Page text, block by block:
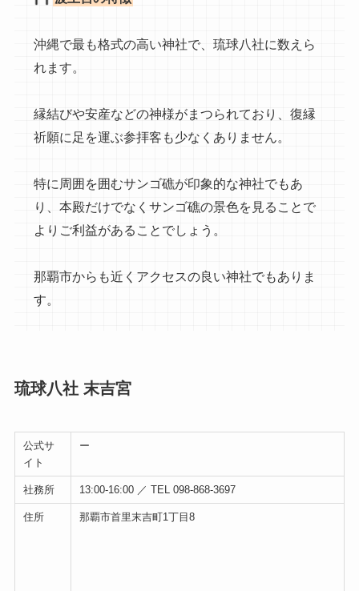
沖縄で最も格式の高い神社で、琉球八社に数えら
れます。
縁結びや安産などの神様がまつられており、復縁
祈願に足を運ぶ参拝客も少なくありません。
特に周囲を囲むサンゴ礁が印象的な神社でもあ
り、本殿だけでなくサンゴ礁の景色を見ることで
よりご利益があることでしょう。
那覇市からも近くアクセスの良い神社でもありま
す。
琉球八社 末吉宮
公式サ
イト
ー
社務所 13:00-16:00 ／ TEL 098-868-3697
住所 那覇市首里末吉町1丁目8